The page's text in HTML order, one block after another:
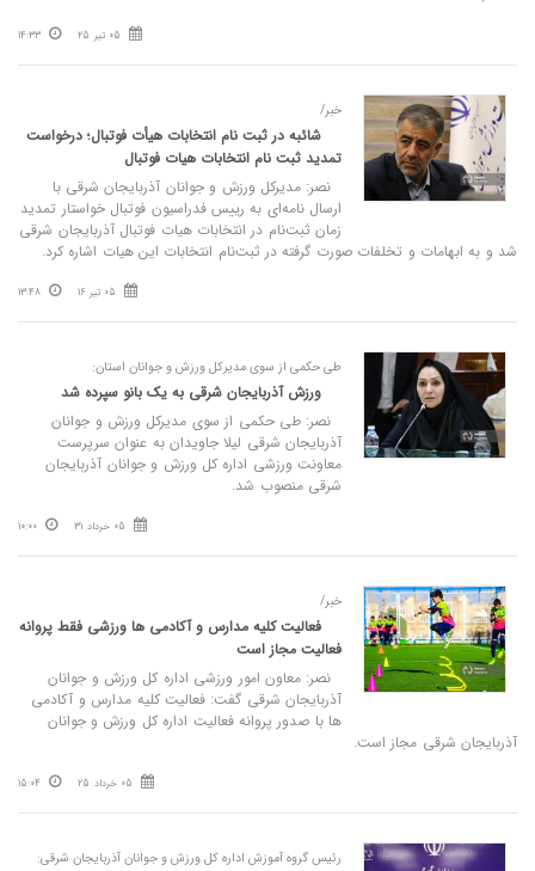
05 تیر 25 14:33
خبر/
شائبه در ثبت‌ نام انتخابات هیأت فوتبال؛ درخواست
تمدید ثبت‌ نام انتخابات هیات فوتبال
نصر: مدیرکل ورزش و جوانان آذربایجان شرقی با
ارسال نامه‌ای به رییس فدراسیون فوتبال خواستار تمدید
زمان ثبت‌نام در انتخابات هیات فوتبال آذربایجان شرقی
شد و به ابهامات و تخلفات صورت گرفته در ثبت‌نام انتخابات این هیات اشاره کرد‌.
05 تیر 16 13:48
طی حکمی از سوی مدیرکل ورزش و جوانان استان:
ورزش آذربایجان شرقی به یک بانو سپرده شد
نصر: طی حکمی از سوی مدیرکل ورزش و جوانان
آذربایجان شرقی لیلا جاویدان به عنوان سرپرست
معاونت ورزشی اداره کل ورزش و جوانان آذربایجان
شرقی منصوب شد.
05 خرداد 31 10:00
خبر/
فعالیت کلیه مدارس و آکادمی ها ورزشی فقط پروانه
فعالیت مجاز است
نصر: معاون امور ورزشی اداره کل ورزش و جوانان
آذربایجان شرقی گفت: فعالیت کلیه مدارس و آکادمی
ها با صدور پروانه فعالیت اداره کل ورزش و جوانان
آذربایجان شرقی مجاز است.
05 خرداد 25 15:04
رئیس گروه آموزش اداره کل ورزش و جوانان آذربایجان شرقی: